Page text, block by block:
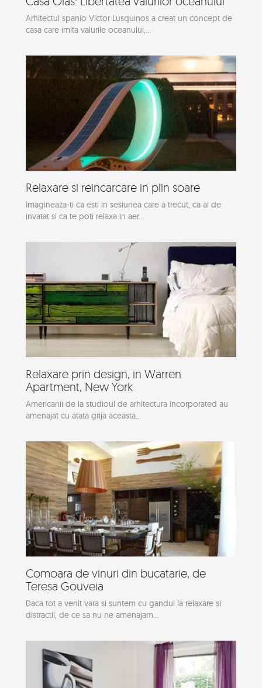
Arhitectul spanio Victor Lusquinos a creat un concept de
casa care imita valurile oceanului,...
Relaxare si reincarcare in plin soare
Imagineaza-ti ca esti in sesiunea care a trecut, ca ai de
invatat si ca te poti relaxa in aer...
Relaxare prin design, in Warren
Apartment, New York
Americanii de la studioul de arhitectura Incorporated au
amenajat cu atata grija aceasta...
Comoara de vinuri din bucatarie, de
Teresa Gouveia
Daca tot a venit vara si suntem cu gandul la relaxare si
distractii, de ce sa nu ne amenajam...